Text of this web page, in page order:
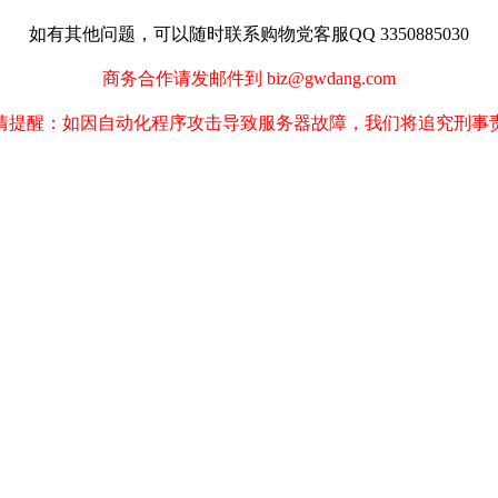
如有其他问题，可以随时联系购物党客服QQ 3350885030
商务合作请发邮件到 biz@gwdang.com
提醒：如因自动化程序攻击导致服务器故障，我们将追究刑事